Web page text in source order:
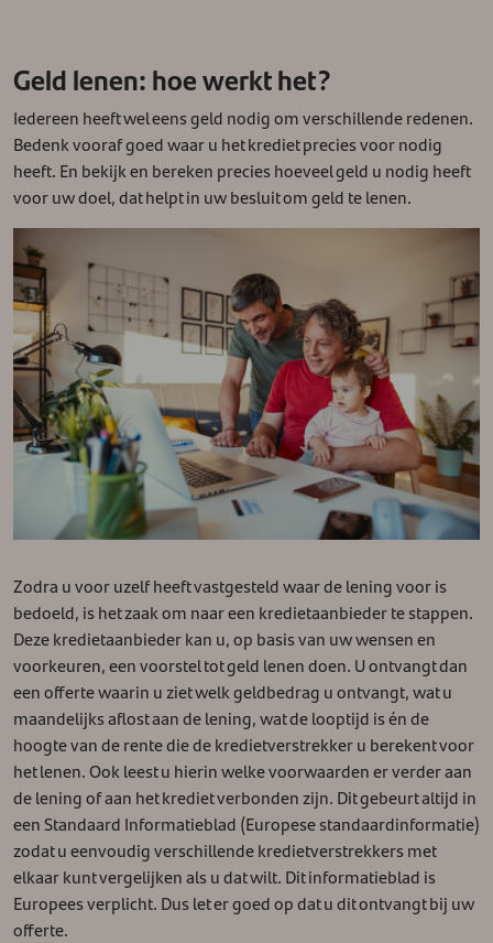
Geld lenen: hoe werkt het?
Iedereen heeft wel eens geld nodig om verschillende redenen.
Bedenk vooraf goed waar u het krediet precies voor nodig
heeft. En bekijk en bereken precies hoeveel geld u nodig heeft
voor uw doel, dat helpt in uw besluit om geld te lenen.
Zodra u voor uzelf heeft vastgesteld waar de lening voor is
bedoeld, is het zaak om naar een kredietaanbieder te stappen.
Deze kredietaanbieder kan u, op basis van uw wensen en
voorkeuren, een voorstel tot geld lenen doen. U ontvangt dan
een offerte waarin u ziet welk geldbedrag u ontvangt, wat u
maandelijks aflost aan de lening, wat de looptijd is én de
hoogte van de rente die de kredietverstrekker u berekent voor
het lenen. Ook leest u hierin welke voorwaarden er verder aan
de lening of aan het krediet verbonden zijn. Dit gebeurt altijd in
een Standaard Informatieblad (Europese standaardinformatie)
zodat u eenvoudig verschillende kredietverstrekkers met
elkaar kunt vergelijken als u dat wilt. Dit informatieblad is
Europees verplicht. Dus let er goed op dat u dit ontvangt bij uw
offerte.